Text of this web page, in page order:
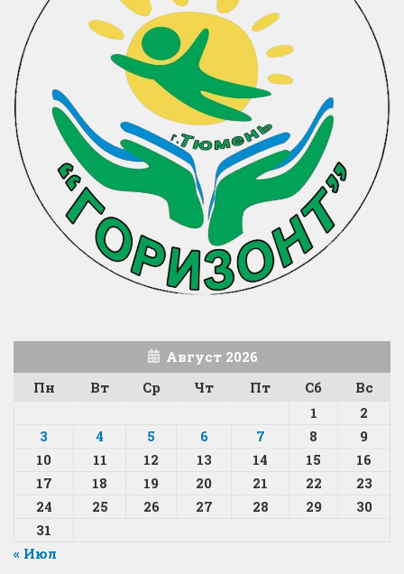
Август 2026
Пн
Вт Ср Чт Пт Сб
Вс
1
2
3
4 5 6 7 8
9
10
11 12 13 14 15
16
17
18 19 20 21 22
23
24
25 26 27 28 29
30
31
« Июл